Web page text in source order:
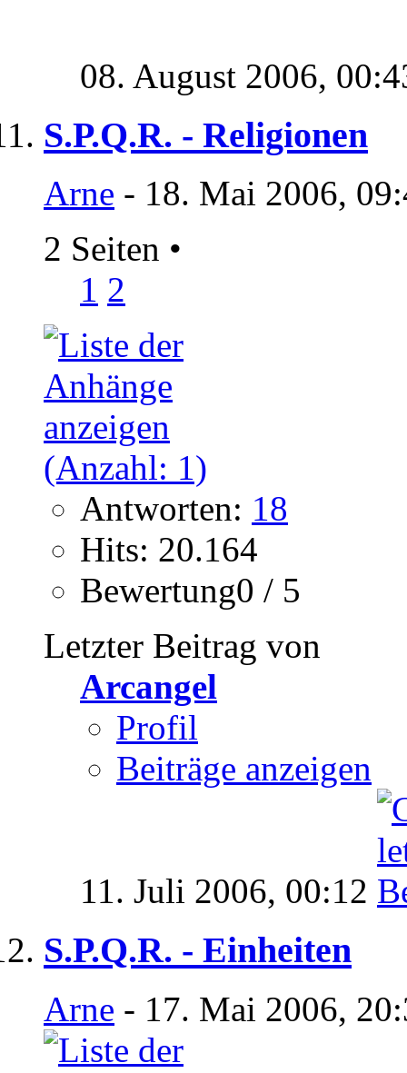
08. August 2006,
S.P.Q.R. - Religionen
Arne - 18. Mai 2006,
2 Seiten •
1 2
Antworten: 18
Hits: 20.164
Bewertung0 / 5
Letzter Beitrag von
Arcangel
Profil
Beiträge anzeigen
11. Juli 2006, 00:12
S.P.Q.R. - Einheiten
Arne - 17. Mai 2006,